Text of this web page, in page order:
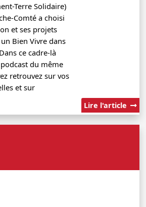
Terre Solidaire)
Comté a choisi
et ses projets
Bien Vivre dans
ce cadre-là
du même
retrouvez sur vos
et sur
Lire l'article